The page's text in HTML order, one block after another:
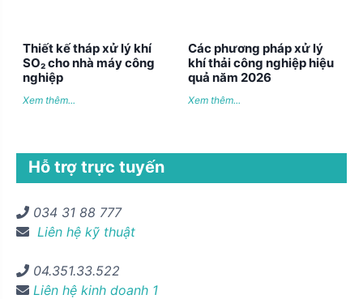
Thiết kế tháp xử lý khí
SO₂ cho nhà máy công
nghiệp
Xem thêm...
Các phương pháp xử lý
khí thải công nghiệp hiệu
quả năm 2026
Xem thêm...
Hỗ trợ trực tuyến
034 31 88 777
Liên hệ kỹ thuật
04.351.33.522
Liên hệ kinh doanh 1